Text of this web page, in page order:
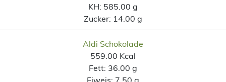
KH: 585.00 g
Zucker: 14.00 g
Aldi Schokolade
559.00 Kcal
Fett: 36.00 g
Eiweis: 7.50 g